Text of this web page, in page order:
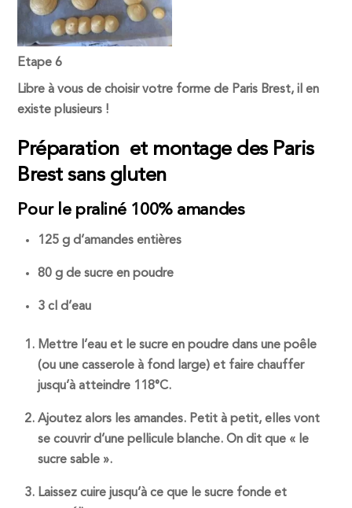
Etape 6
Libre à vous de choisir votre forme de Paris Brest, il en
existe plusieurs !
Préparation et montage des Paris
Brest sans gluten
Pour le praliné 100% amandes
125 g d’amandes entières
80 g de sucre en poudre
3 cl d’eau
Mettre l’eau et le sucre en poudre dans une poêle
(ou une casserole à fond large) et faire chauffer
jusqu’à atteindre 118°C.
Ajoutez alors les amandes. Petit à petit, elles vont
se couvrir d’une pellicule blanche. On dit que « le
sucre sable ».
Laissez cuire jusqu’à ce que le sucre fonde et